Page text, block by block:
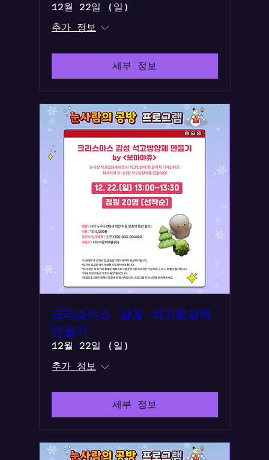
12월 22일 (일)
추가 정보
세부 정보
크리스마스 감성 석고방향제
만들기
12월 22일 (일)
추가 정보
세부 정보